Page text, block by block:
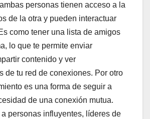
personas tienen acceso a la
de la otra y pueden interactuar
como tener una lista de amigos
lo que te permite enviar
contenido y ver
de tu red de conexiones. Por otro
es una forma de seguir a
de una conexión mutua.
personas influyentes, líderes de